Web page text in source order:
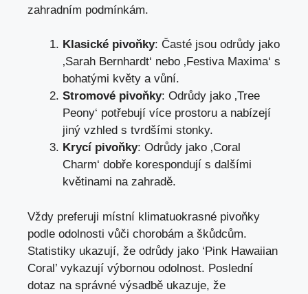
zahradním podmínkám.
Klasické pivoňky: Časté jsou odrůdy jako
‚Sarah Bernhardt‘ nebo ‚Festiva Maxima‘ s
bohatými květy a vůní.
Stromové pivoňky: Odrůdy jako ‚Tree
Peony‘ potřebují více prostoru a nabízejí
jiný vzhled s tvrdšími stonky.
Krycí pivoňky: Odrůdy jako ‚Coral
Charm‘ dobře korespondují s dalšími
květinami na zahradě.
Vždy preferuji místní klimatuokrasné pivoňky
podle odolnosti vůči chorobám a škůdcům.
Statistiky ukazují, že odrůdy jako ‘Pink Hawaiian
Coral’ vykazují výbornou odolnost. Poslední
dotaz na správné výsadbě ukazuje, že